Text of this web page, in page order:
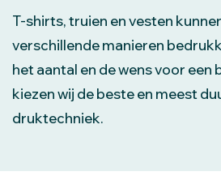
T-shirts, truien en vesten
verschillende manieren
het aantal en de wens voor een
kiezen wij de beste en meest
druktechniek.